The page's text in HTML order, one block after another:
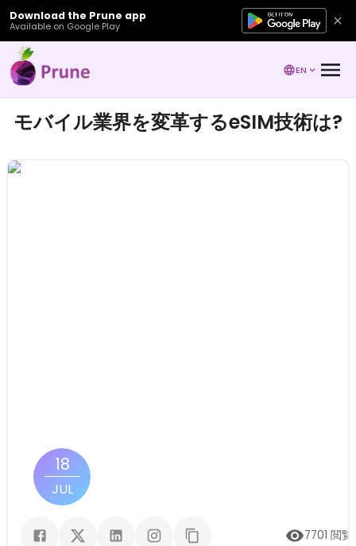
Download the Prune app
Available on Google Play
EN
モバイル業界を変革するeSIM技術は?
18
JUL
7701 閲覧